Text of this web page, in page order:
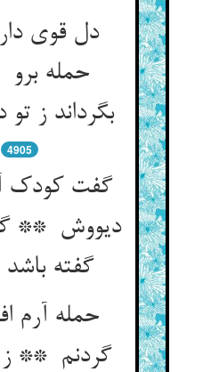
دل قوی
حمله
بگرداند ز تو در حال رو
4905
گفت کودک
دیووش **
گفته باشد مادرش
حمله آرم
گردنم ** ز